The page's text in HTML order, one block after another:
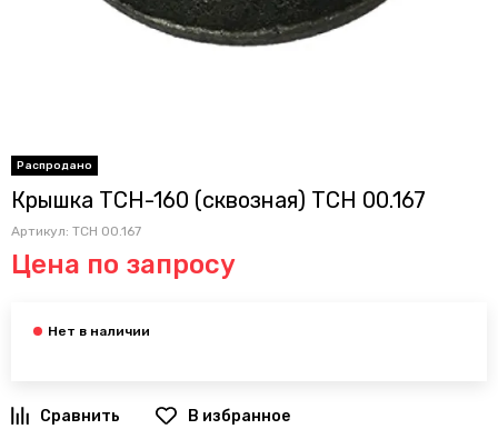
Крышка ТСН-160 (сквозная) ТСН 00.167
Артикул: ТСН 00.167
Цена по запросу
В избранное